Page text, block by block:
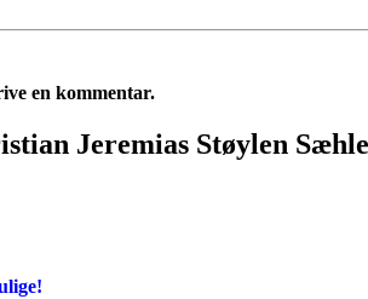
en kommentar.
Jeremias Støylen Sæhle